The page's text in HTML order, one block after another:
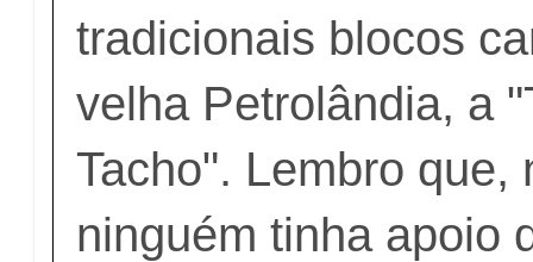
tradicionais blocos
velha Petrolândia, a
Tacho". Lembro que,
ninguém tinha apoio